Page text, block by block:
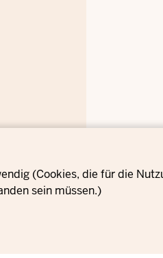
(Cookies, die für die
sein müssen.)